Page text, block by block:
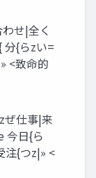
せ|全く
{らzい=
<致命的
ぜ仕事|来
今⽇{ら
注{つz|» <